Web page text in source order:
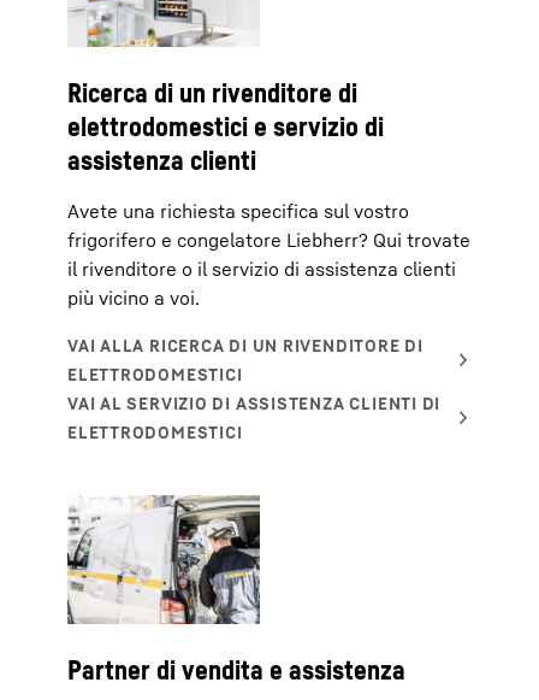
Ricerca di un rivenditore di
elettrodomestici e servizio di
assistenza clienti
Avete una richiesta specifica sul vostro
frigorifero e congelatore Liebherr? Qui trovate
il rivenditore o il servizio di assistenza clienti
più vicino a voi.
Partner di vendita e assistenza